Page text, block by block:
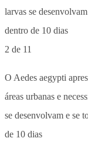
2 de 11
O Aedes aegypti
áreas urbanas e
se desenvolvam e se
de 10 dias